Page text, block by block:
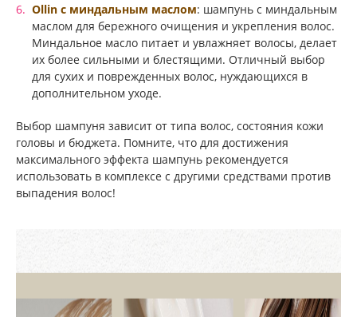
Ollin с миндальным маслом: шампунь с миндальным
маслом для бережного очищения и укрепления волос.
Миндальное масло питает и увлажняет волосы, делает
их более сильными и блестящими. Отличный выбор
для сухих и поврежденных волос, нуждающихся в
дополнительном уходе.
Выбор шампуня зависит от типа волос, состояния кожи
головы и бюджета. Помните, что для достижения
максимального эффекта шампунь рекомендуется
использовать в комплексе с другими средствами против
выпадения волос!